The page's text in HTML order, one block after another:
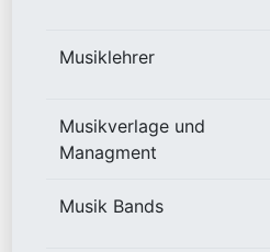
Musiklehrer
Musikverlage und
Managment
Musik Bands